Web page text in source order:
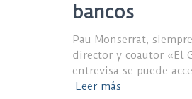
bancos
Pau Monserrat,
director y coautor «El
entrevisa se puede
Leer más